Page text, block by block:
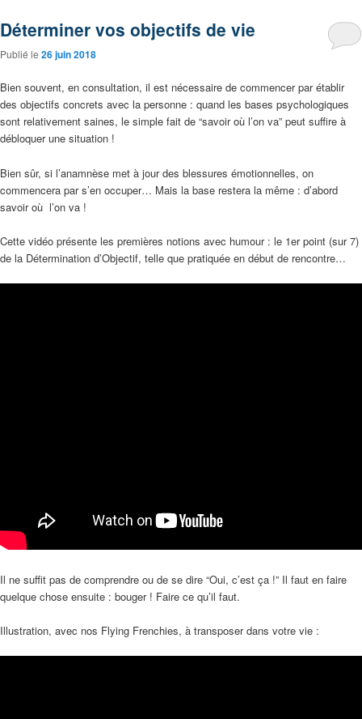
Déterminer vos objectifs de vie
Publié le 26 juin 2018
Bien souvent, en consultation, il est nécessaire de commencer par établir
des objectifs concrets avec la personne : quand les bases psychologiques
sont relativement saines, le simple fait de “savoir où l’on va” peut suffire à
débloquer une situation !
Bien sûr, si l’anamnèse met à jour des blessures émotionnelles, on
commencera par s’en occuper… Mais la base restera la même : d’abord
savoir où l’on va !
Cette vidéo présente les premières notions avec humour : le 1er point (sur 7)
de la Détermination d’Objectif, telle que pratiquée en début de rencontre…
Il ne suffit pas de comprendre ou de se dire “Oui, c’est ça !” Il faut en faire
quelque chose ensuite : bouger ! Faire ce qu’il faut.
Illustration, avec nos Flying Frenchies, à transposer dans votre vie :